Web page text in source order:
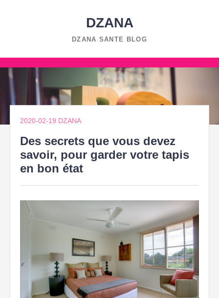
DZANA
DZANA SANTE BLOG
Skip
content
2020-02-19 DZANA
Des secrets que vous devez
savoir, pour garder votre tapis
en bon état